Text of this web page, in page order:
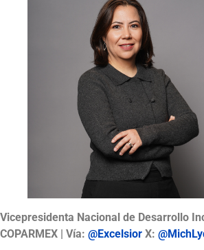
Vicepresidenta Nacional de Desarrollo
COPARMEX | Vía: @Excelsior X: